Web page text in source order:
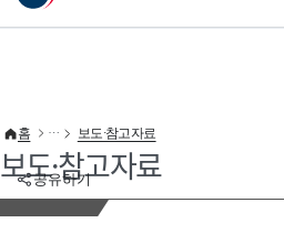
이 누리집은 대한민국 공식 전자정부 누리집입니다.
공유하기
홈 보도·참고자료
보도·참고자료